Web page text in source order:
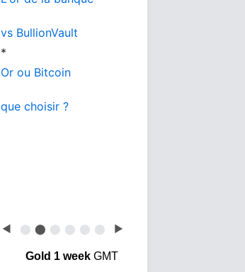
vs BullionVault
*
Or ou Bitcoin
que choisir ?
◀ ⬤ ⬤ ⬤ ⬤ ⬤ ⬤ ▶
Gold 1 weekGMT